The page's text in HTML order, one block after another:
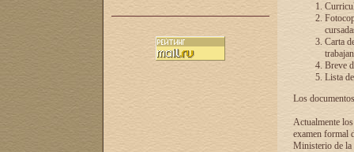
Carta
Breve
Lista
Los
Actualmente
examen formal
Ministerio de la